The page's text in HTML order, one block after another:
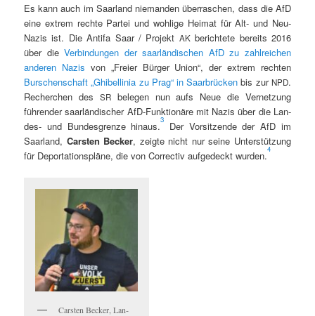
Es kann auch im Saar­land nie­man­den über­raschen, dass die AfD
eine extrem rechte Partei und wohlige Heimat für Alt- und Neu-
Nazis ist. Die Antifa Saar / Pro­jekt AKberichtete bere­its 2016
über dieVerbindun­gen der saar­ländis­chen AfD zu zahlre­ichen
anderen Nazis von „Freier Bürg­er Union“, der extrem recht­en
Burschen­schaft „Ghi­bellinia zu Prag“ in Saar­brück­en bis zurNPD.
Recherchen des
SRbele­gen nun aufs Neue die Ver­net­zung
führen­der saar­ländis­ch­er AfD-Funk­tionäre mit Nazis über die Lan­
des- und Bun­des­gren­ze hin­aus.3
Der Vor­sitzende der AfD im
Saar­land, Carsten Beck­er, zeigte nicht nur seine Unter­stützung
für Depor­ta­tion­spläne, die von Cor­rec­tiv aufgedeckt wur­den.4
Carsten Beck­er, Lan­